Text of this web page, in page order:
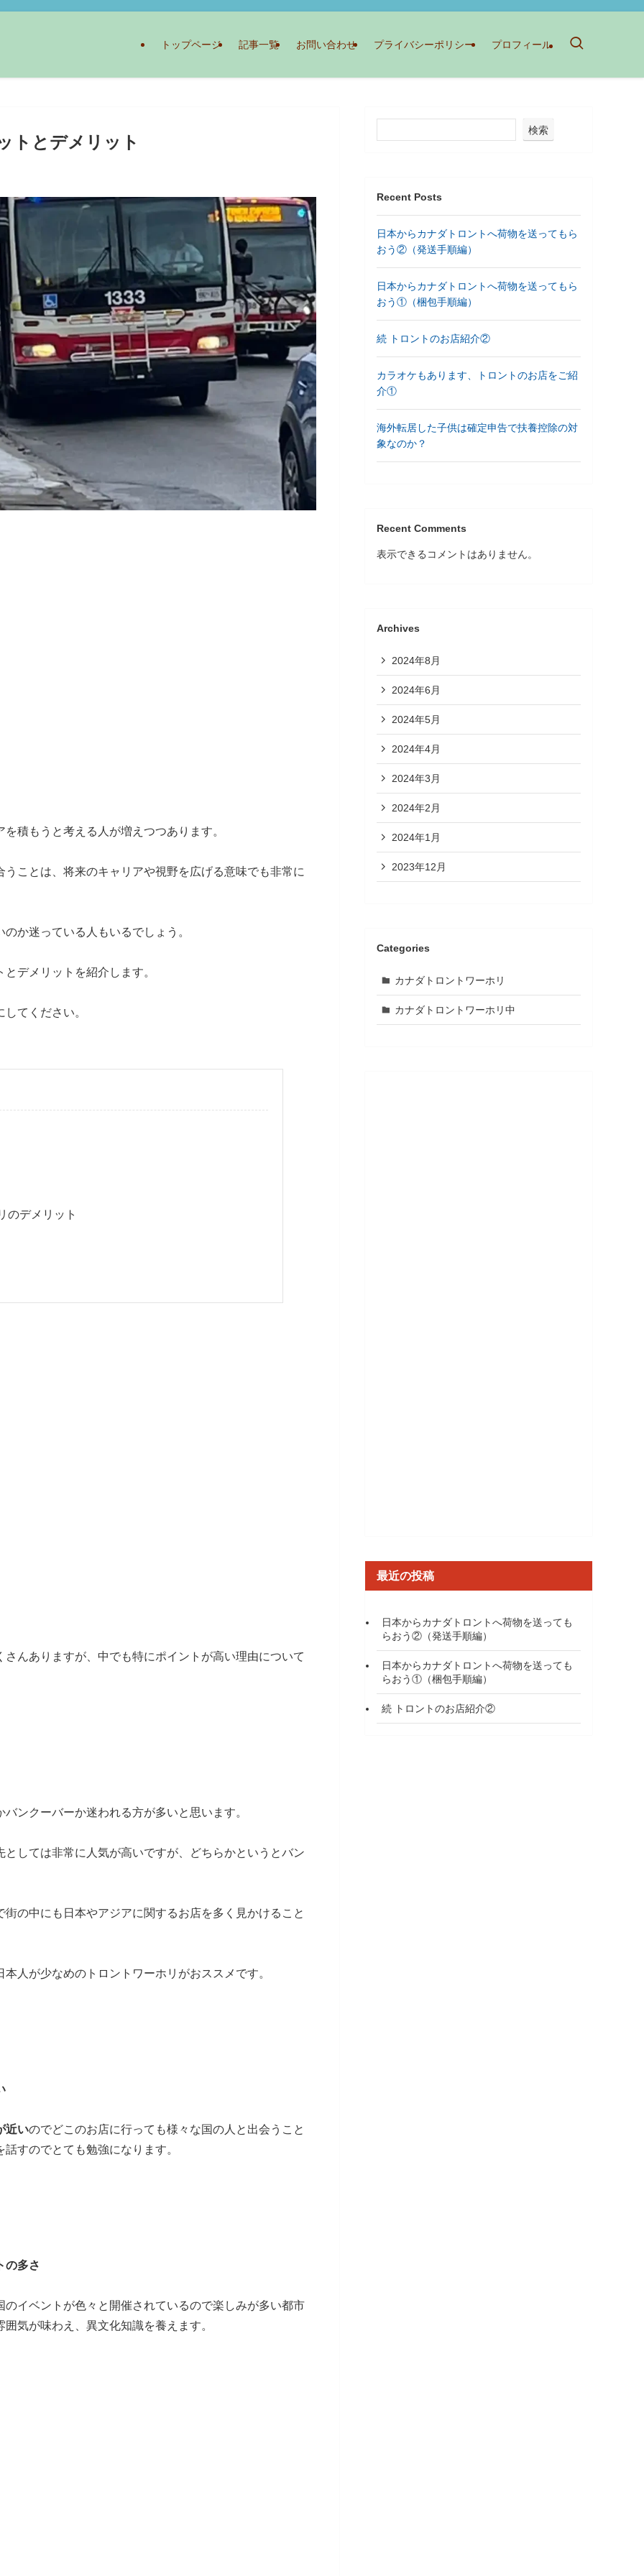
トップページ 記事一覧 お問い合わせ プライバシーポリシー プロフィール
トとデメリット
積もうと考える人が増えつつあります。
ことは、将来のキャリアや視野を広げる意味でも非常に
か迷っている人もいるでしょう。
デメリットを紹介します。
てください。
のデメリット
んありますが、中でも特にポイントが高い理由について
ンクーバーか迷われる方が多いと思います。
としては非常に人気が高いですが、どちらかというとバン
の中にも日本やアジアに関するお店を多く見かけること
人が少なめのトロントワーホリがおススメです。
近いのでどこのお店に行っても様々な国の人と出会うこと
すのでとても勉強になります。
の多さ
のイベントが色々と開催されているので楽しみが多い都市
気が味わえ、異文化知識を養えます。
検索
Recent Posts
日本からカナダトロントへ荷物を送ってもら
おう②（発送手順編）
日本からカナダトロントへ荷物を送ってもら
おう①（梱包手順編）
続 トロントのお店紹介②
カラオケもあります、トロントのお店をご紹
介①
海外転居した子供は確定申告で扶養控除の対
象なのか？
Recent Comments
表示できるコメントはありません。
Archives
2024年8月
2024年6月
2024年5月
2024年4月
2024年3月
2024年2月
2024年1月
2023年12月
Categories
カナダトロントワーホリ
カナダトロントワーホリ中
最近の投稿
日本からカナダトロントへ荷物を送っても
らおう②（発送手順編）
日本からカナダトロントへ荷物を送っても
らおう①（梱包手順編）
続 トロントのお店紹介②